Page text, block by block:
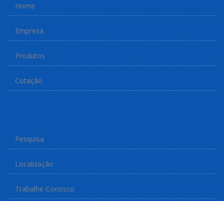
Home
Empresa
Produtos
Cotação
Pesquisa
Localização
Trabalhe Conosco